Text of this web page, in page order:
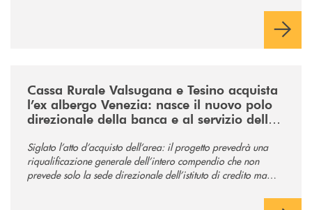
Cassa Rurale Valsugana e Tesino acquista
l’ex albergo Venezia: nasce il nuovo polo
direzionale della banca e al servizio della
Siglato l’atto d’acquisto dell’area: il progetto prevedrà una
riqualificazione generale dell’intero compendio che non
prevede solo la sede direzionale dell’istituto di credito ma